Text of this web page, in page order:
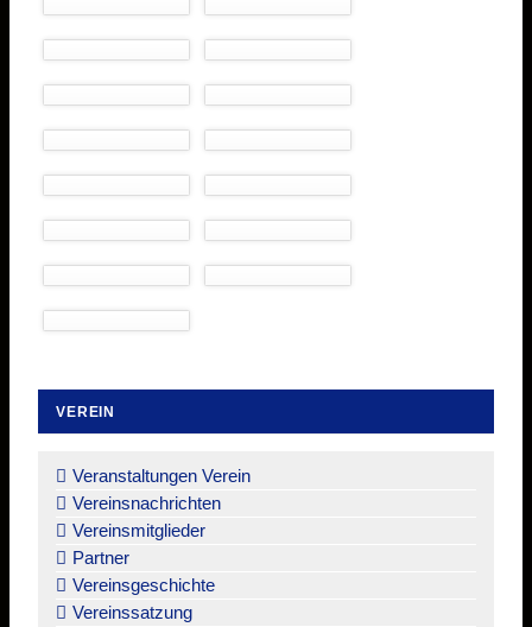
VEREIN
überspringen
Veranstaltungen Verein
Vereinsnachrichten
Vereinsmitglieder
Partner
Vereinsgeschichte
Vereinssatzung